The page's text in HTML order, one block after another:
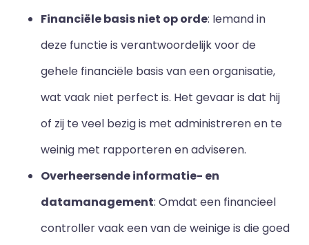
Financiële basis niet op orde: Iemand in
deze functie is verantwoordelijk voor de
gehele financiële basis van een organisatie,
wat vaak niet perfect is. Het gevaar is dat hij
of zij te veel bezig is met administreren en te
weinig met rapporteren en adviseren.
Overheersende informatie- en
datamanagement: Omdat een financieel
controller vaak een van de weinige is die goed